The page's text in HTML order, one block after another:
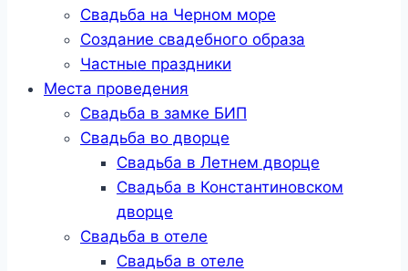
Свадьба на Черном море
Создание свадебного образа
Частные праздники
Места проведения
Свадьба в замке БИП
Свадьба во дворце
Свадьба в Летнем дворце
Свадьба в Константиновском
дворце
Свадьба в отеле
Свадьба в отеле